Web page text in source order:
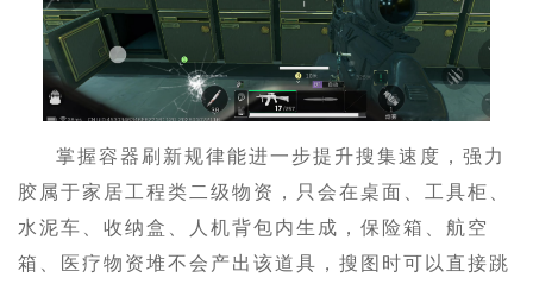
掌握容器刷新规律能进一步提升搜集速度，强力
胶属于家居工程类二级物资，只会在桌面、工具柜、
水泥车、收纳盒、人机背包内生成，保险箱、航空
箱、医疗物资堆不会产出该道具，搜图时可以直接跳